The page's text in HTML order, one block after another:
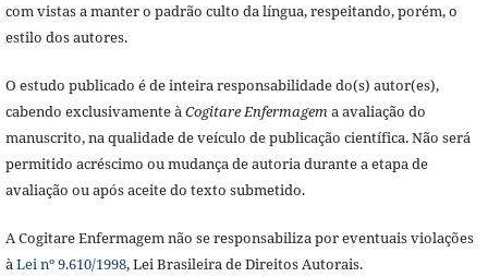
com vistas a manter o padrão culto da língua, respeitando, porém, o
estilo dos autores.
O estudo publicado é de inteira responsabilidade do(s) autor(es),
cabendo exclusivamente àCogitare Enfermagema avaliação do
manuscrito, na qualidade de veículo de publicação científica. Não será
permitido acréscimo ou mudança de autoria durante a etapa de
avaliação ou após aceite do texto submetido.
A Cogitare Enfermagem não se responsabiliza por eventuais violações
àLei nº 9.610/1998, Lei Brasileira de Direitos Autorais.